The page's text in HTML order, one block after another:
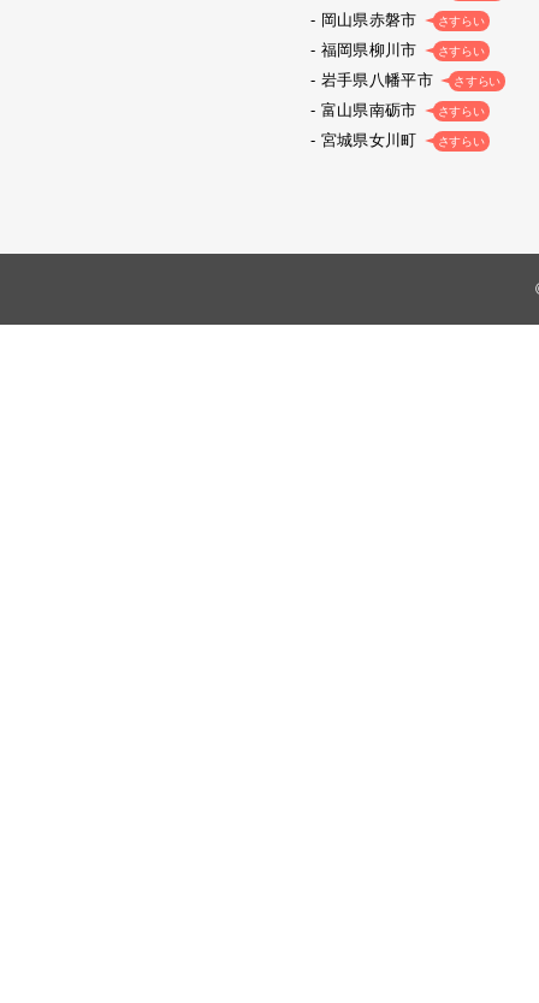
岡山県赤磐市 さすらい
福岡県柳川市 さすらい
岩手県八幡平市 さすらい
富山県南砺市 さすらい
宮城県女川町 さすらい